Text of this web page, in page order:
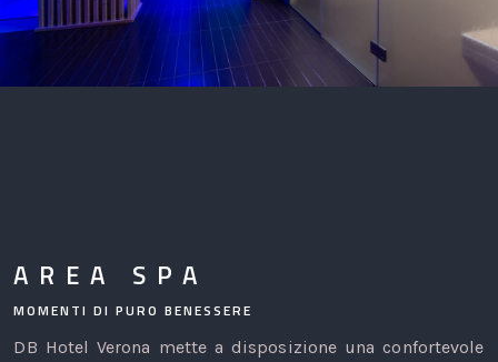
AREA SPA
MOMENTI DI PURO BENESSERE
DB Hotel Verona mette a disposizione una confortevole